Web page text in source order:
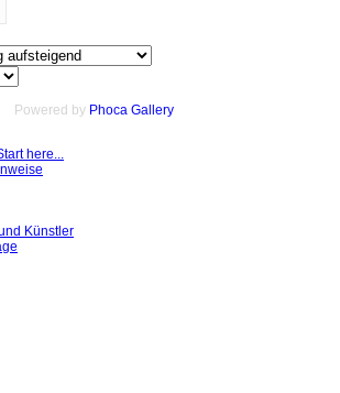
Powered by Phoca Gallery
here...
Künstler